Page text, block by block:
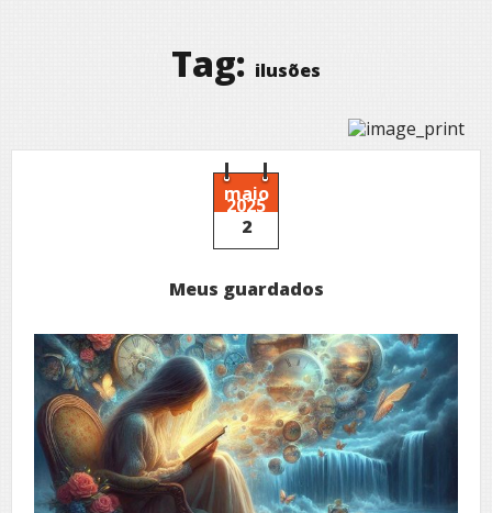
Tag: ilusões
maio
2025
2
Meus guardados